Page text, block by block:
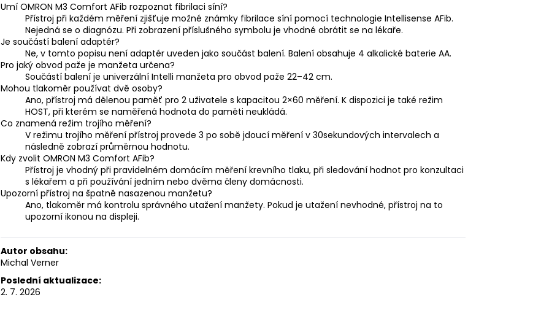
Umí OMRON M3 Comfort AFib rozpoznat fibrilaci síní?
Přístroj při každém měření zjišťuje možné známky fibrilace síní pomocí technologie Intellisense AFib.
Nejedná se o diagnózu. Při zobrazení příslušného symbolu je vhodné obrátit se na lékaře.
Je součástí balení adaptér?
Ne, v tomto popisu není adaptér uveden jako součást balení. Balení obsahuje 4 alkalické baterie AA.
Pro jaký obvod paže je manžeta určena?
Součástí balení je univerzální Intelli manžeta pro obvod paže 22–42 cm.
Mohou tlakoměr používat dvě osoby?
Ano, přístroj má dělenou paměť pro 2 uživatele s kapacitou 2×60 měření. K dispozici je také režim
HOST, při kterém se naměřená hodnota do paměti neukládá.
Co znamená režim trojího měření?
V režimu trojího měření přístroj provede 3 po sobě jdoucí měření v 30sekundových intervalech a
následně zobrazí průměrnou hodnotu.
Kdy zvolit OMRON M3 Comfort AFib?
Přístroj je vhodný při pravidelném domácím měření krevního tlaku, při sledování hodnot pro konzultaci
s lékařem a při používání jedním nebo dvěma členy domácnosti.
Upozorní přístroj na špatně nasazenou manžetu?
Ano, tlakoměr má kontrolu správného utažení manžety. Pokud je utažení nevhodné, přístroj na to
upozorní ikonou na displeji.
Autor obsahu:
Michal Verner
Poslední aktualizace:
2. 7. 2026